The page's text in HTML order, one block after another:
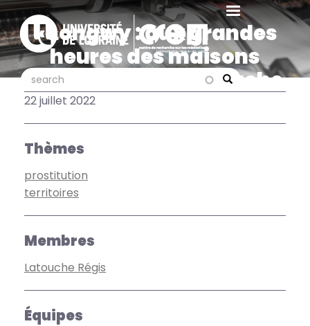
Aller
au
contenu
principal
Search
search search
« Longwy : aux grandes
heures des maisons
closes » : Régis Latouche
dans « Le Quotidien »
22 juillet 2022
Thèmes
prostitution
territoires
Membres
Latouche Régis
Équipes